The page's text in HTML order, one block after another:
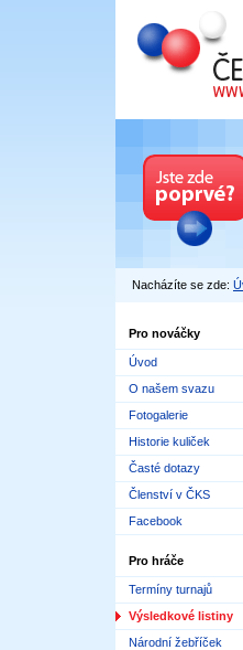
Český
Nacházíte se zde:
Pro nováčky
Úvod
O našem svazu
Fotogalerie
Historie kuliček
Časté dotazy
Členství v ČKS
Facebook
Pro hráče
Termíny turnajů
Výsledkové listiny
Národní žebříček